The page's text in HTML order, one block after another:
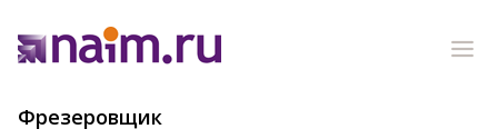
Фрезеровщик